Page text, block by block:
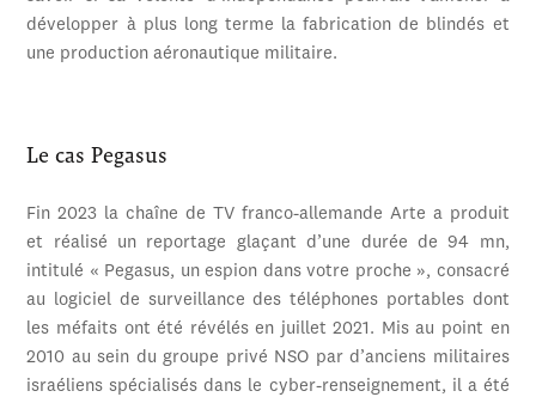
développer à plus long terme la fabrication de blindés et
une production aéronautique militaire.
Le cas Pegasus
Fin 2023 la chaîne de TV franco-allemande Arte a produit
et réalisé un reportage glaçant d’une durée de 94 mn,
intitulé « Pegasus, un espion dans votre proche », consacré
au logiciel de surveillance des téléphones portables dont
les méfaits ont été révélés en juillet 2021. Mis au point en
2010 au sein du groupe privé NSO par d’anciens militaires
israéliens spécialisés dans le cyber-renseignement, il a été